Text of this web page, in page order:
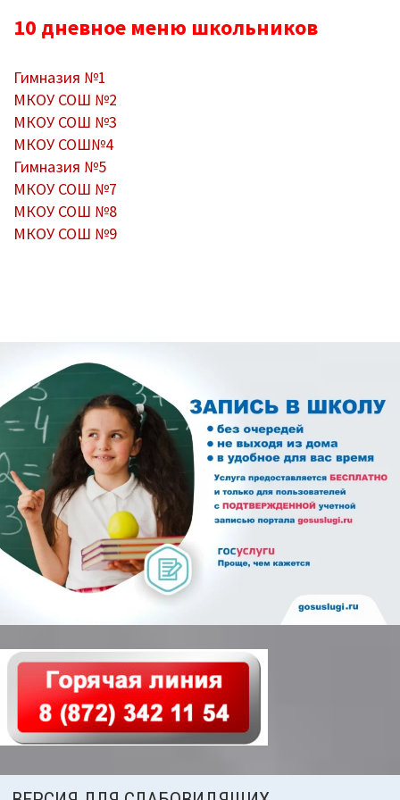
I. Результаты обучения школьников
II. Практико-ориентированность
школьного образования
III. Управление системой общего
образования
ПМПК
Независимая оценка качества
Механизмы управления качеством
образования
2020/2021 учебный год
2021/2022 учебный год
Аналитическая справка
Снижение документационной нагрузки
Управление и надзор в сфере
образования
10 дневное меню школьников
Гимназия №1
МКОУ СОШ №2
МКОУ СОШ №3
МКОУ СОШ№4
Гимназия №5
МКОУ СОШ №7
МКОУ СОШ №8
МКОУ СОШ №9
ОСНОВНАЯ
ПАНЕЛЬ